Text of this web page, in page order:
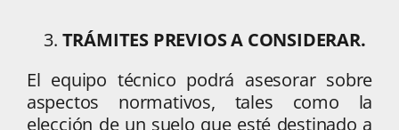
TRÁMITES PREVIOS A CONSIDERAR.
El equipo técnico podrá asesorar sobre
aspectos normativos, tales como la
elección de un suelo que esté destinado a